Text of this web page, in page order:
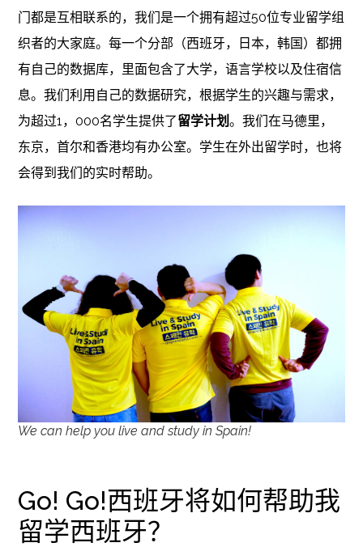
门都是互相联系的，我们是一个拥有超过50位专业留学组
织者的大家庭。每一个分部（西班牙，日本，韩国）都拥
有自己的数据库，里面包含了大学，语言学校以及住宿信
息。我们利用自己的数据研究，根据学生的兴趣与需求，
为超过1，000名学生提供了留学计划。我们在马德里，
东京，首尔和香港均有办公室。学生在外出留学时，也将
会得到我们的实时帮助。
We can help you live and study in Spain!
Go! Go!西班牙将如何帮助我
留学西班牙？